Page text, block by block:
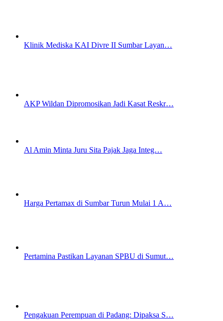
Klinik Mediska KAI Divre II Sumbar Layan…
AKP Wildan Dipromosikan Jadi Kasat Reskr…
Al Amin Minta Juru Sita Pajak Jaga Integ…
Harga Pertamax di Sumbar Turun Mulai 1 A…
Pertamina Pastikan Layanan SPBU di Sumut…
Pengakuan Perempuan di Padang: Dipaksa S…